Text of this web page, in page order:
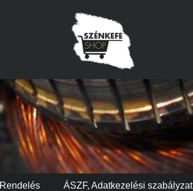
Rendelés ÁSZF, Adatkezelési szabályzat